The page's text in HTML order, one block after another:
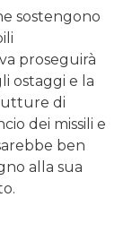
sostengono
proseguirà
ostaggi e la
di
dei missili e
ben
alla sua